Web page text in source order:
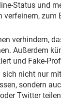
Status und
verfeinern, zum
verhindern,
Außerdem
und Fake-
sich nicht nur
sondern
Twitter